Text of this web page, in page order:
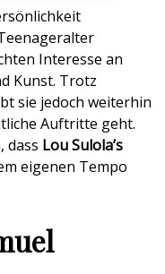
Interesse an
Kunst. Trotz
sie jedoch weiterhin
Auftritte geht.
dass Lou Sulola’s
eigenen Tempo